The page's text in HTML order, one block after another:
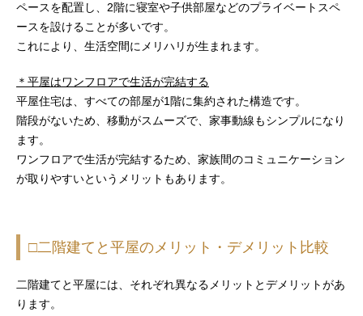
ペースを配置し、2階に寝室や子供部屋などのプライベートスペ
ースを設けることが多いです。
これにより、生活空間にメリハリが生まれます。
＊平屋はワンフロアで生活が完結する
平屋住宅は、すべての部屋が1階に集約された構造です。
階段がないため、移動がスムーズで、家事動線もシンプルになり
ます。
ワンフロアで生活が完結するため、家族間のコミュニケーション
が取りやすいというメリットもあります。
□二階建てと平屋のメリット・デメリット比較
二階建てと平屋には、それぞれ異なるメリットとデメリットがあ
ります。